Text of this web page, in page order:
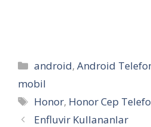
Kategoriler
android,Android
mobil
Etiketler
Honor, Honor Cep
Enfluvir Kullananlar